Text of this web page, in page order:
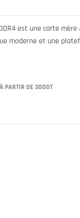
est une carte
moderne et une
À PARTIR DE 300DT